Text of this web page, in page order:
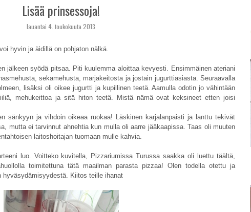
Lisää prinsessoja!
lauantai 4. toukokuuta 2013
hyvin ja äidillä on pohjaton nälkä.
jälkeen syödä pitsaa. Piti kuulemma aloittaa kevyesti. Ensimmäinen ateriani
sekamehusta, marjakeitosta ja jostain jugurttiasiasta. Seuraavalla
lisäksi oli oikee jugurtti ja kupillinen teetä. Aamulla odotin jo vähintään
mehukeittoa ja sitä hiton teetä. Mistä nämä ovat keksineet etten joisi
sänkyyn ja vihdoin oikeaa ruokaa! Läskinen karjalanpaisti ja lanttu tekivät
mutta ei tarvinnut ahnehtia kun mulla oli aarre jääkaapissa. Taas oli muuten
laitoshoitajan tuomaan mulle kahvia.
luo. Voitteko kuvitella, Pizzariumissa Turussa saakka oli luettu täältä,
toimitettuna tätä maailman parasta pizzaa! Olen todella otettu ja
hyväsydämisyydestä. Kiitos teille ihanat